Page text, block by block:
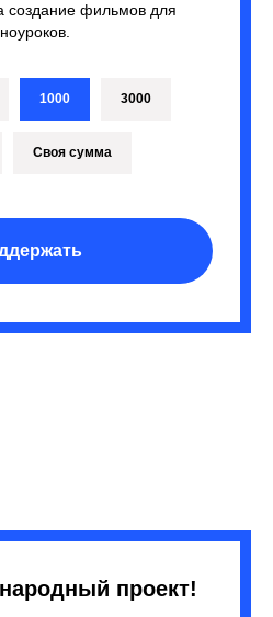
создание фильмов для
1000 3000
Своя сумма
проект!